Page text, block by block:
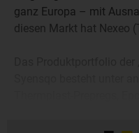
ganz Europa – mit
diesen Markt hat Nexeo